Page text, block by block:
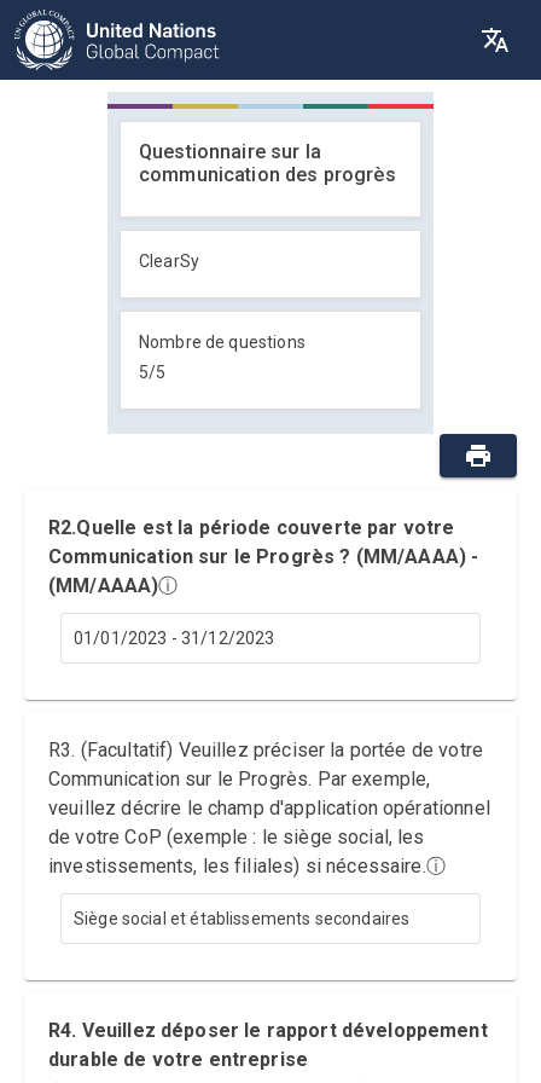
Questionnaire sur la
communication des progrès
ClearSy
Nombre de questions
5/5
R2.Quelle est la période couverte par votre
Communication sur le Progrès ? (MM/AAAA) -
(MM/AAAA)ⓘ
01/01/2023 - 31/12/2023
R3. (Facultatif) Veuillez préciser la portée de votre
Communication sur le Progrès. Par exemple,
veuillez décrire le champ d'application opérationnel
de votre CoP (exemple : le siège social, les
investissements, les filiales) si nécessaire.ⓘ
Siège social et établissements secondaires
R4. Veuillez déposer le rapport développement
durable de votre entreprise